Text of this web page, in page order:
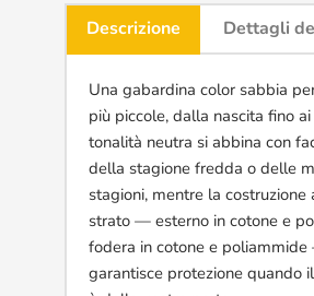
Descrizione Dettagli
Una gabardina color sabbia
più piccole, dalla nascita fino
tonalità neutra si abbina con
della stagione fredda o delle
stagioni, mentre la costruzione
strato — esterno in cotone e
fodera in cotone e
garantisce protezione quando